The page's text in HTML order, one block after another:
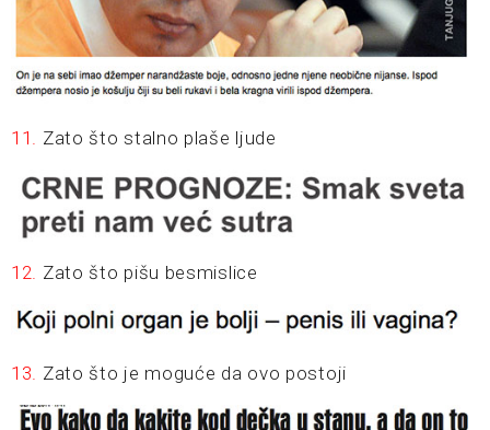
11. Zato što stalno plaše ljude
12. Zato što pišu besmislice
13. Zato što je moguće da ovo postoji